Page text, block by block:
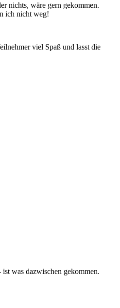
nichts, wäre gern gekommen.
ich nicht weg!
viel Spaß und lasst die
was dazwischen gekommen.